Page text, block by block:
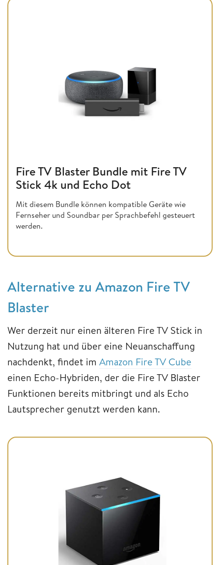
Fire TV Blaster Bundle mit Fire TV
Stick 4k und Echo Dot
Mit diesem Bundle können kompatible Geräte wie
Fernseher und Soundbar per Sprachbefehl gesteuert
werden.
Alternative zu Amazon Fire TV
Blaster
Wer derzeit nur einen älteren Fire TV Stick in
Nutzung hat und über eine Neuanschaffung
nachdenkt, findet im Amazon Fire TV Cube
einen Echo-Hybriden, der die Fire TV Blaster
Funktionen bereits mitbringt und als Echo
Lautsprecher genutzt werden kann.